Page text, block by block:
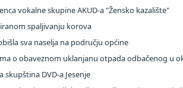
vokalne skupine AKUD-a "Žensko kazalište"
spaljivanju korova
sva naselja na području općine
o obaveznom uklanjanu otpada odbačenog u
skupština DVD-a Jesenje